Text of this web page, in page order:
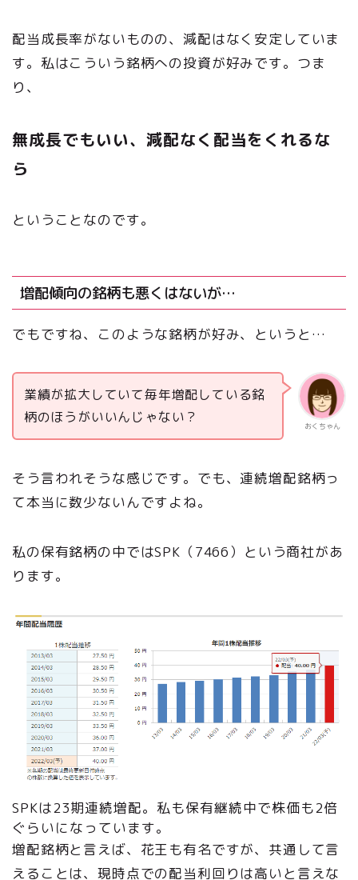
配当成長率がないものの、減配はなく安定していま
す。私はこういう銘柄への投資が好みです。つま
り、
無成長でもいい、減配なく配当をくれるな
ら
ということなのです。
増配傾向の銘柄も悪くはないが…
でもですね、このような銘柄が好み、というと…
おくちゃん
業績が拡大していて毎年増配している銘
柄のほうがいいんじゃない？
そう言われそうな感じです。でも、連続増配銘柄っ
て本当に数少ないんですよね。
私の保有銘柄の中ではSPK（7466）という商社があ
ります。
SPKは23期連続増配。私も保有継続中で株価も2倍
ぐらいになっています。
増配銘柄と言えば、花王も有名ですが、共通して言
えることは、現時点での配当利回りは高いと言えな